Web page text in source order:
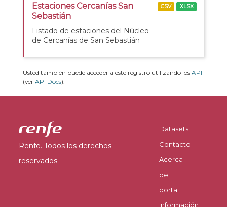
Estaciones Cercanías San
Sebastián
Listado de estaciones del Núcleo
de Cercanías de San Sebastián
CSV XLSX
Usted también puede acceder a este registro utilizando los API
(ver API Docs).
Renfe. Todos los derechos
reservados.
Datasets
Contacto
Acerca
del
portal
Información